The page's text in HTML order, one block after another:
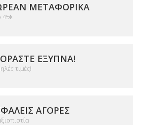
ΜΕΤΑΦΟΡΙΚΆ
45€
ΈΞΥΠΝΑ!
τιμές!
ΑΓΟΡΈΣ